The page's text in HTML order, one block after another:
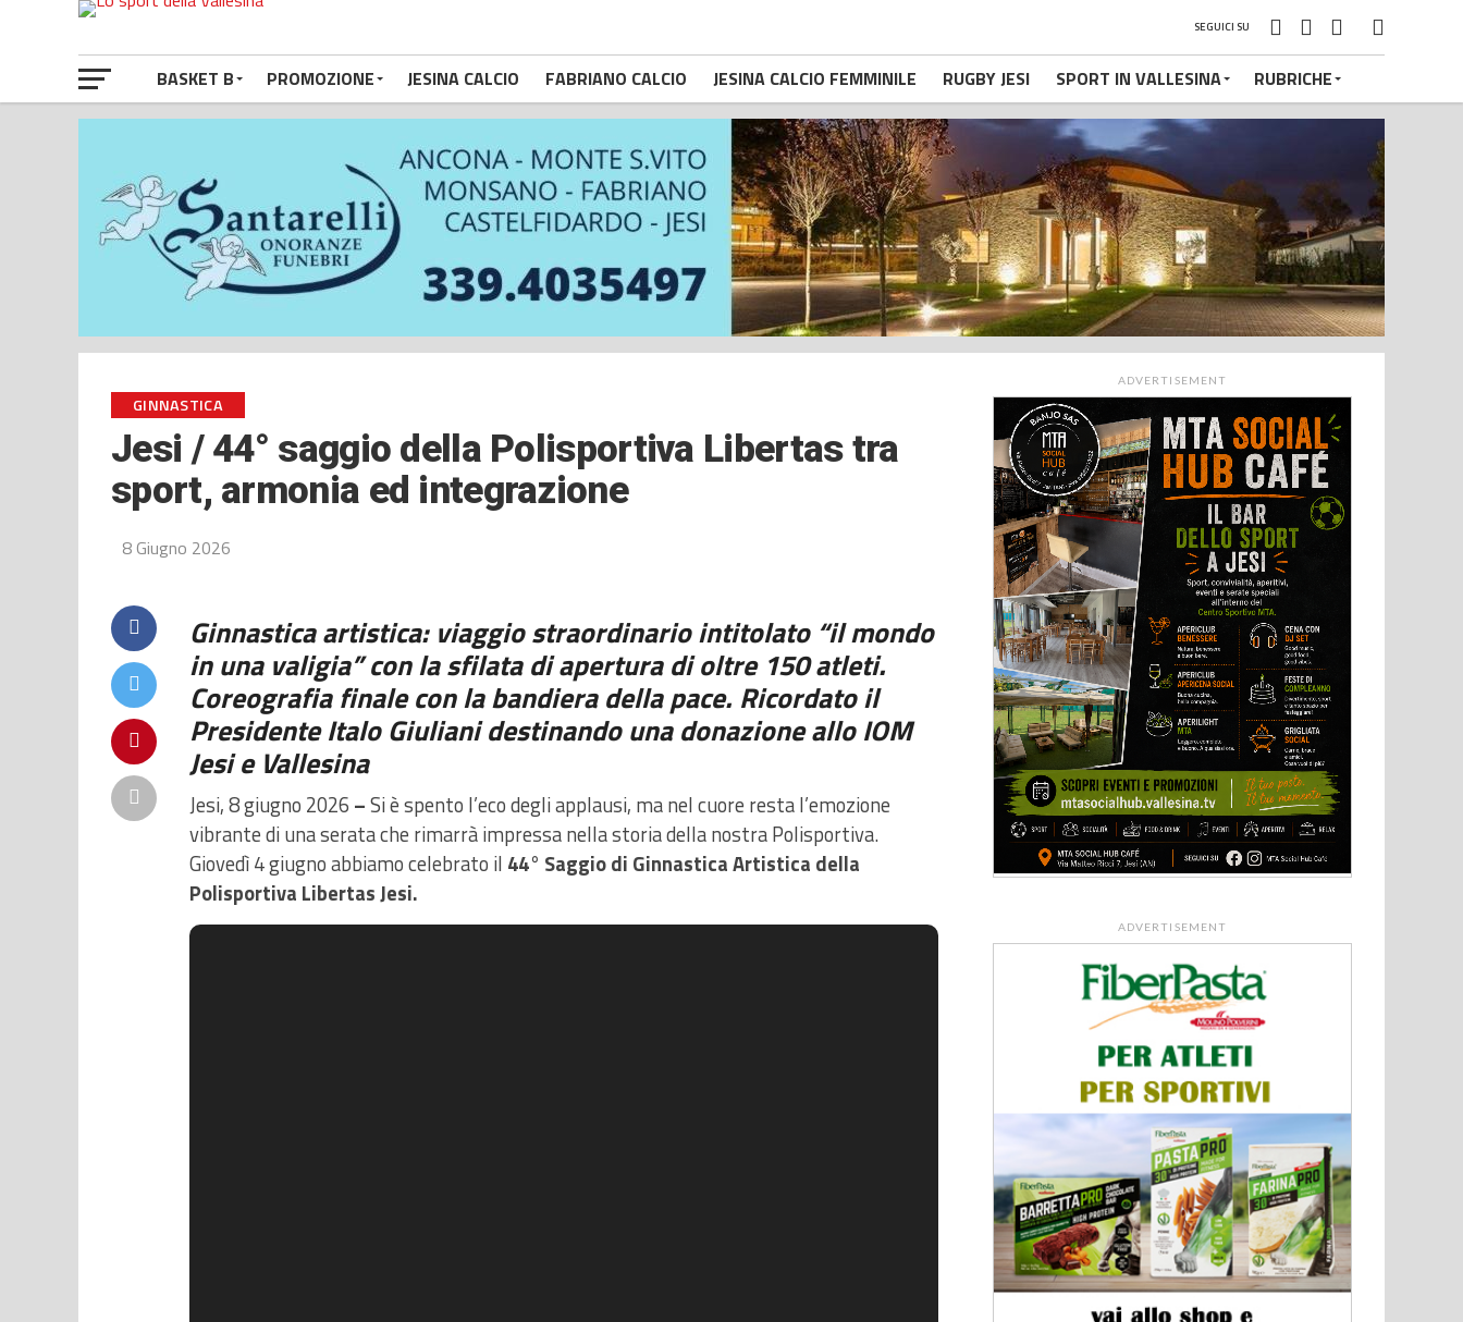
SEGUICI SU
BASKET B PROMOZIONE JESINA CALCIO FABRIANO CALCIO JESINA CALCIO FEMMINILE RUGBY JESI SPORT IN VALLESINA RUBRICHE
GINNASTICA
Jesi / 44° saggio della Polisportiva Libertas tra
sport, armonia ed integrazione
8 Giugno 2026
Ginnastica artistica: viaggio straordinario intitolato “il mondo
in una valigia” con la sfilata di apertura di oltre 150 atleti.
Coreografia finale con la bandiera della pace. Ricordato il
Presidente Italo Giuliani destinando una donazione allo IOM
Jesi e Vallesina
Jesi, 8 giugno 2026 –Si è spento l’eco degli applausi, ma nel cuore resta l’emozione
vibrante di una serata che rimarrà impressa nella storia della nostra Polisportiva.
Giovedì 4 giugno abbiamo celebrato il 44° Saggio di Ginnastica Artistica della
Polisportiva Libertas Jesi.
ADVERTISEMENT
ADVERTISEMENT